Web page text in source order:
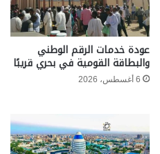
عودة خدمات الرقم الوطني
والبطاقة القومية في بحري قريبًا
6 أغسطس، 2026